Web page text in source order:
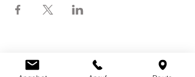
LOTUSHERZ - Praxis